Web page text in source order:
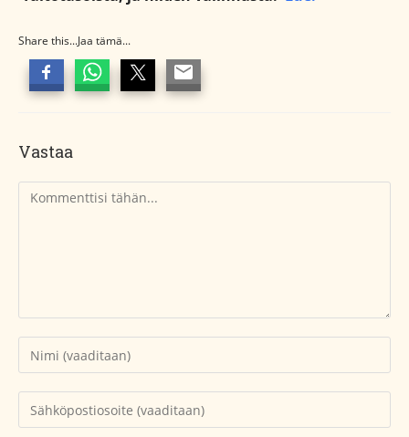
Share this...Jaa tämä...
Vastaa
Kommentti
Kirjoita
nimesi
tai
käyttäjätunnuksesi
Kirjoita
sähköpostiosoitteesi